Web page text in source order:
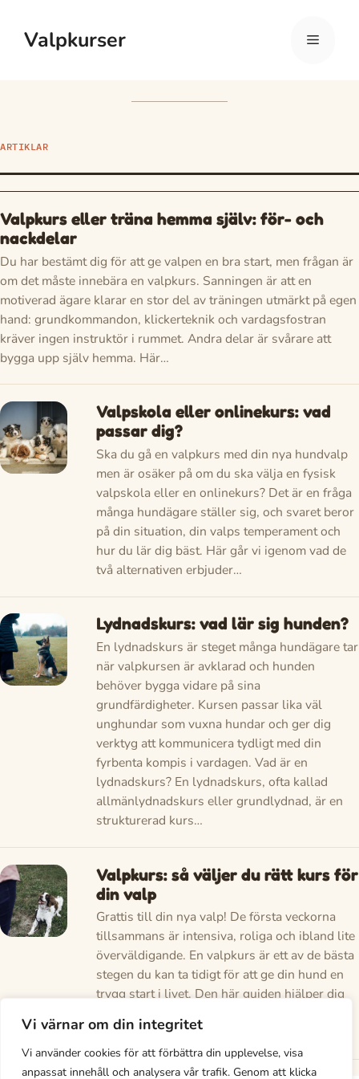
Vi värnar om din integritet
Vi använder cookies för att förbättra din upplevelse, visa
anpassat innehåll och analysera vår trafik. Genom att klicka
Valpkurser Meny
ARTIKLAR
Valpkurs eller träna hemma själv: för- och
nackdelar
Du har bestämt dig för att ge valpen en bra start, men frågan är
om det måste innebära en valpkurs. Sanningen är att en
motiverad ägare klarar en stor del av träningen utmärkt på egen
hand: grundkommandon, klickerteknik och vardagsfostran
kräver ingen instruktör i rummet. Andra delar är svårare att
bygga upp själv hemma. Här…
Valpskola eller onlinekurs: vad
passar dig?
Ska du gå en valpkurs med din nya hundvalp
men är osäker på om du ska välja en fysisk
valpskola eller en onlinekurs? Det är en fråga
många hundägare ställer sig, och svaret beror
på din situation, din valps temperament och
hur du lär dig bäst. Här går vi igenom vad de
två alternativen erbjuder…
Lydnadskurs: vad lär sig hunden?
En lydnadskurs är steget många hundägare tar
när valpkursen är avklarad och hunden
behöver bygga vidare på sina
grundfärdigheter. Kursen passar lika väl
unghundar som vuxna hundar och ger dig
verktyg att kommunicera tydligt med din
fyrbenta kompis i vardagen. Vad är en
lydnadskurs? En lydnadskurs, ofta kallad
allmänlydnadskurs eller grundlydnad, är en
strukturerad kurs…
Valpkurs: så väljer du rätt kurs för
din valp
Grattis till din nya valp! De första veckorna
tillsammans är intensiva, roliga och ibland lite
överväldigande. En valpkurs är ett av de bästa
stegen du kan ta tidigt för att ge din hund en
trygg start i livet. Den här guiden hjälper dig
börja och hur du…